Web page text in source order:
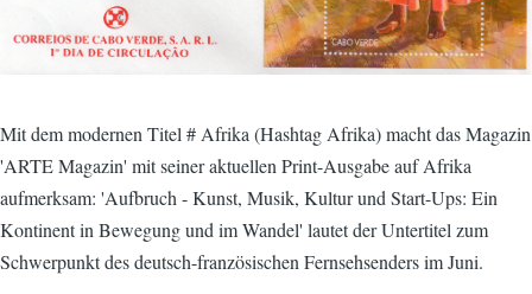
Mit dem modernen Titel # Afrika (Hashtag Afrika) macht das Magazin
'ARTE Magazin' mit seiner aktuellen Print-Ausgabe auf Afrika
aufmerksam: 'Aufbruch - Kunst, Musik, Kultur und Start-Ups: Ein
Kontinent in Bewegung und im Wandel' lautet der Untertitel zum
Schwerpunkt des deutsch-französischen Fernsehsenders im Juni.